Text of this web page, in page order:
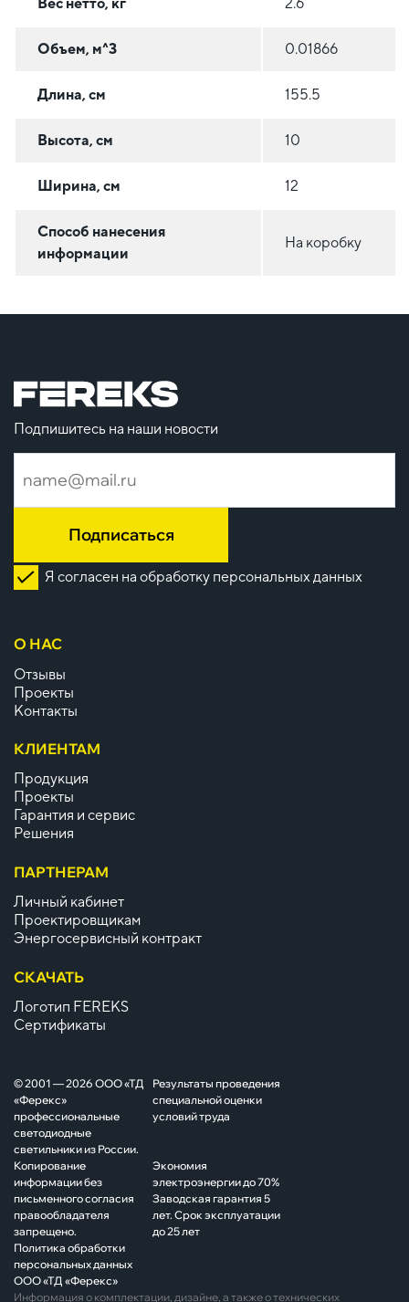
Объем, м^3 0.01866
Длина, см 155.5
Высота, см 10
Ширина, см 12
Способ нанесения
информации
На коробку
Подпишитесь на наши новости
Подписаться
Я согласен на обработку персональных данных
О НАС
Отзывы
Проекты
Контакты
КЛИЕНТАМ
Продукция
Проекты
Гарантия и сервис
Решения
ПАРТНЕРАМ
Личный кабинет
Проектировщикам
Энергосервисный контракт
СКАЧАТЬ
Логотип FEREKS
Сертификаты
© 2001 — 2026 ООО «ТД
«Ферекс»
профессиональные
светодиодные
светильники из России.
Результаты проведения
специальной оценки
условий труда
Копирование
информации без
письменного согласия
правообладателя
запрещено.
Экономия
электроэнергии до 70%
Заводская гарантия 5
лет. Срок эксплуатации
до 25 лет
Политика обработки
персональных данных
ООО «ТД «Ферекс»
Информация о комплектации, дизайне, а также о технических